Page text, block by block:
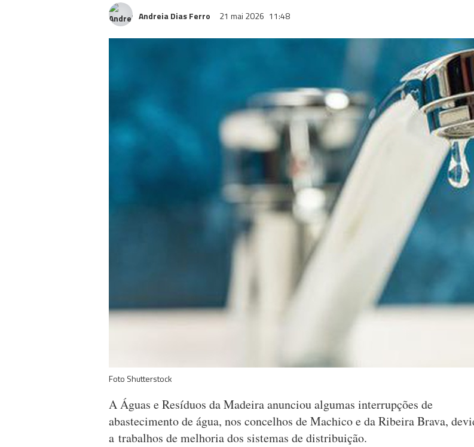
Andreia Dias Ferro 21 mai 2026 11:48
Foto Shutterstock
A Águas e Resíduos da Madeira anunciou algumas interrupções de
abastecimento de água, nos concelhos de Machico e da Ribeira Brava,
a trabalhos de melhoria dos sistemas de distribuição.